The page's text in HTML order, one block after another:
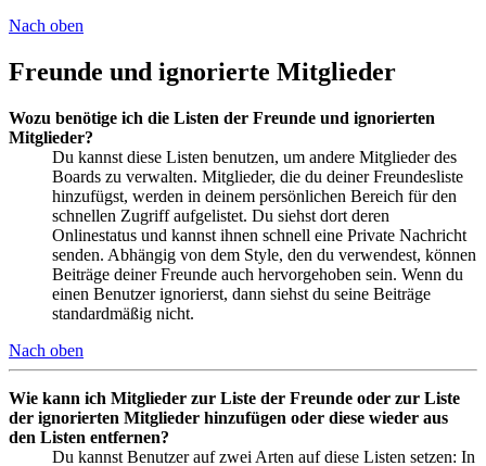
Nach oben
Freunde und ignorierte Mitglieder
Wozu benötige ich die Listen der Freunde und ignorierten
Mitglieder?
Du kannst diese Listen benutzen, um andere Mitglieder des
Boards zu verwalten. Mitglieder, die du deiner Freundesliste
hinzufügst, werden in deinem persönlichen Bereich für den
schnellen Zugriff aufgelistet. Du siehst dort deren
Onlinestatus und kannst ihnen schnell eine Private Nachricht
senden. Abhängig von dem Style, den du verwendest, können
Beiträge deiner Freunde auch hervorgehoben sein. Wenn du
einen Benutzer ignorierst, dann siehst du seine Beiträge
standardmäßig nicht.
Nach oben
Wie kann ich Mitglieder zur Liste der Freunde oder zur Liste
der ignorierten Mitglieder hinzufügen oder diese wieder aus
den Listen entfernen?
Du kannst Benutzer auf zwei Arten auf diese Listen setzen: In